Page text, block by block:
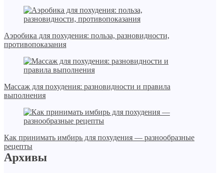
Аэробика для похудения: польза, разновидности,
противопоказания
Массаж для похудения: разновидности и правила
выполнения
Как принимать имбирь для похудения — разнообразные
рецепты
Архивы